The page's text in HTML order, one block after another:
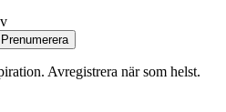
Prenumerera
Avregistrera när som helst.